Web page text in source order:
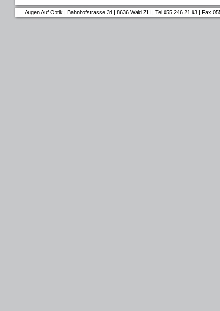
Augen Auf Optik | Bahnhofstrasse 34 | 8636 Wald ZH | Tel 055 246 21 93 | Fax